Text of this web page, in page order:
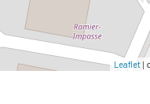
Leaflet|